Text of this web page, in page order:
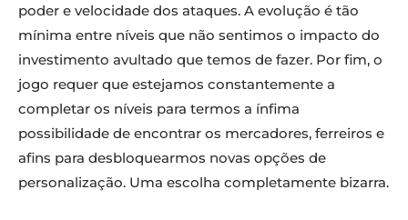
poder e velocidade dos ataques. A evolução é tão
mínima entre níveis que não sentimos o impacto do
investimento avultado que temos de fazer. Por fim, o
jogo requer que estejamos constantemente a
completar os níveis para termos a ínfima
possibilidade de encontrar os mercadores, ferreiros e
afins para desbloquearmos novas opções de
personalização. Uma escolha completamente bizarra.